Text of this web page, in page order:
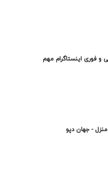
و فوری اینستاگرام مهم
منزل - جهان دپو